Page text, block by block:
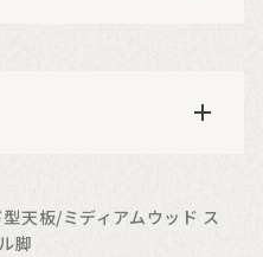
天板/ミディアムウッド ス
脚